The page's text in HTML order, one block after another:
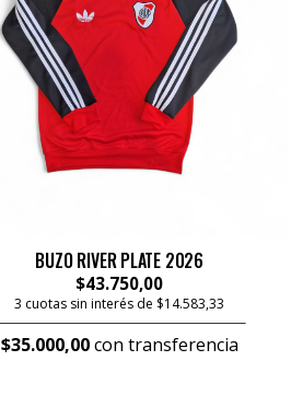
BUZO RIVER PLATE 2026
$43.750,00
3 cuotas sin interés de $14.583,33
$35.000,00con transferencia